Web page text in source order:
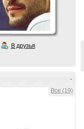
В друзья
-
Все (19)